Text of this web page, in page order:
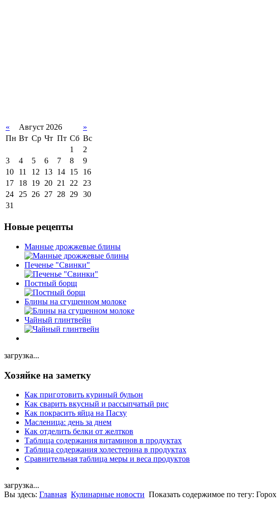
« Август 2026
»
Пн Вт Ср Чт Пт Сб Вс
1
2
3
4 5 6 7 8
9
10
11 12 13 14 15
16
17
18 19 20 21 22 23
24 25 26 27 28 29 30
31
Новые рецепты
Манные дрожжевые блины
Печенье "Свинки"
Постный борщ
Блины на сгущенном молоке
Чайный глинтвейн
загрузка...
Хозяйке на заметку
Как приготовить куриный бульон
Как сварить вкусный и рассыпчатый рис
Как покрасить яйца на Пасху
Масленица: день за днем
Как отделить белки от желтков
Таблица содержания витаминов в продуктах
Таблица содержания холестерина в продуктах
Сравнительная таблица меры и веса продуктов
загрузка...
Вы здесь: Главная Кулинарные новости Показать содержимое по тегу: Горох